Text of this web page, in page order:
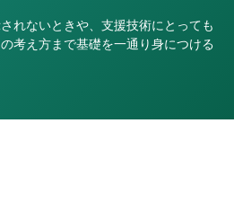
れないときや、支援技術にとっても
考え方まで基礎を一通り身につける